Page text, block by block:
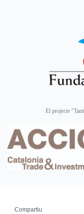
El projecte
Compartiu